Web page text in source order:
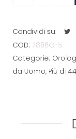
Condividi su:
COD:7886G-5
Categorie:
da Uomo, Più di